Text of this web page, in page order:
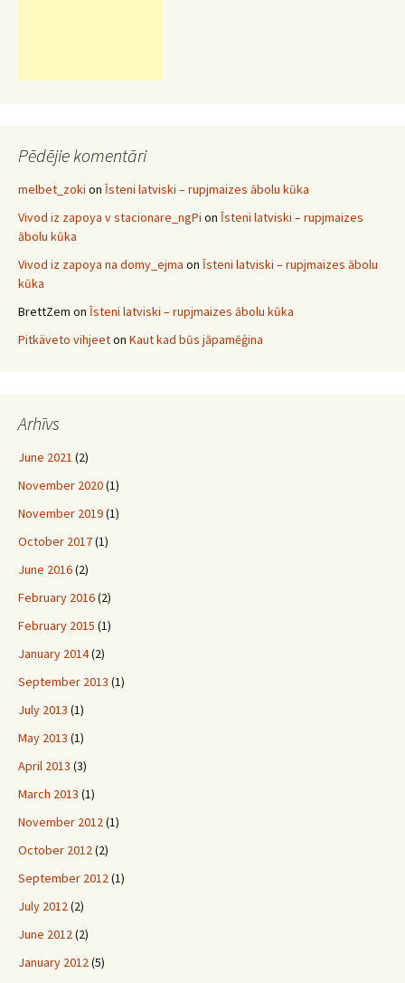
Pēdējie komentāri
melbet_zoki on Īsteni latviski – rupjmaizes ābolu kūka
Vivod iz zapoya v stacionare_ngPi on Īsteni latviski – rupjmaizes
ābolu kūka
Vivod iz zapoya na domy_ejma on Īsteni latviski – rupjmaizes ābolu
kūka
BrettZem on Īsteni latviski – rupjmaizes ābolu kūka
Pitkäveto vihjeeton Kaut kad būs jāpamēģina
Arhīvs
June 2021 (2)
November 2020(1)
November 2019(1)
October 2017(1)
June 2016(2)
February 2016(2)
February 2015 (1)
January 2014(2)
September 2013 (1)
July 2013 (1)
May 2013 (1)
April 2013 (3)
March 2013 (1)
November 2012(1)
October 2012(2)
September 2012(1)
July 2012(2)
June 2012(2)
January 2012(5)